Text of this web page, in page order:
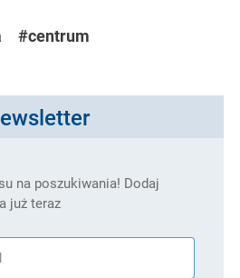
#centrum
na poszukiwania! Dodaj
już teraz